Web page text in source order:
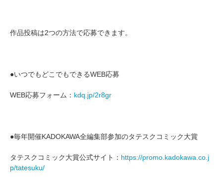
作品投稿は2つの方法で応募できます。
●いつでもどこでもできるWEB応募
WEB応募フォーム： kdq.jp/2r8gr
●毎年開催KADOKAWA全編集部参加のタテスクコミック大賞
タテスクコミック大賞公式サイト： https://promo.kadokawa.co.j
p/tatesuku/